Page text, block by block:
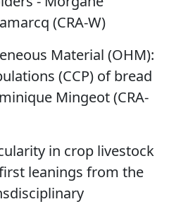
(CRA-W)
Material (OHM):
(CCP) of bread
Mingeot (CRA-
in crop livestock
leanings from the